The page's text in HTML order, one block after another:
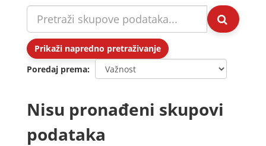
Prikaži napredno pretraživanje
Poredaj prema
Nisu pronađeni skupovi
podataka